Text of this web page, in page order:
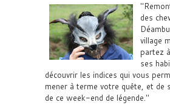
des
village
partez
ses
découvrir les indices qui vous
mener à terme votre quête, et de
de ce week-end de légende.